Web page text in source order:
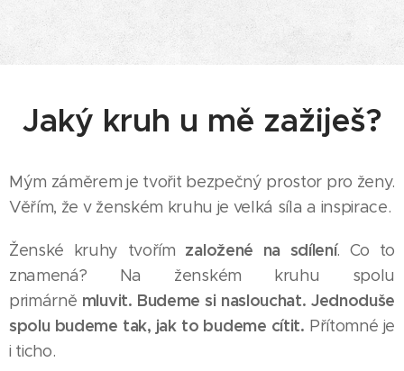
Jaký kruh u mě zažiješ?
Mým záměrem je tvořit bezpečný prostor pro ženy.
Věřím, že v ženském kruhu je velká síla a inspirace.
Ženské kruhy tvořím založené na sdílení. Co to
znamená? Na ženském kruhu spolu
primárně mluvit. Budeme si naslouchat. Jednoduše
spolu budeme tak, jak to budeme cítit. Přítomné je
i ticho.